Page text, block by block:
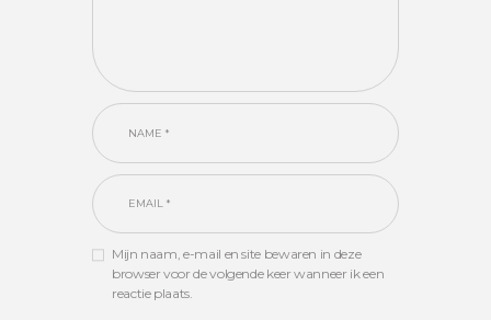
Mijn naam, e-mail en site bewaren in deze
browser voor de volgende keer wanneer ik een
reactie plaats.